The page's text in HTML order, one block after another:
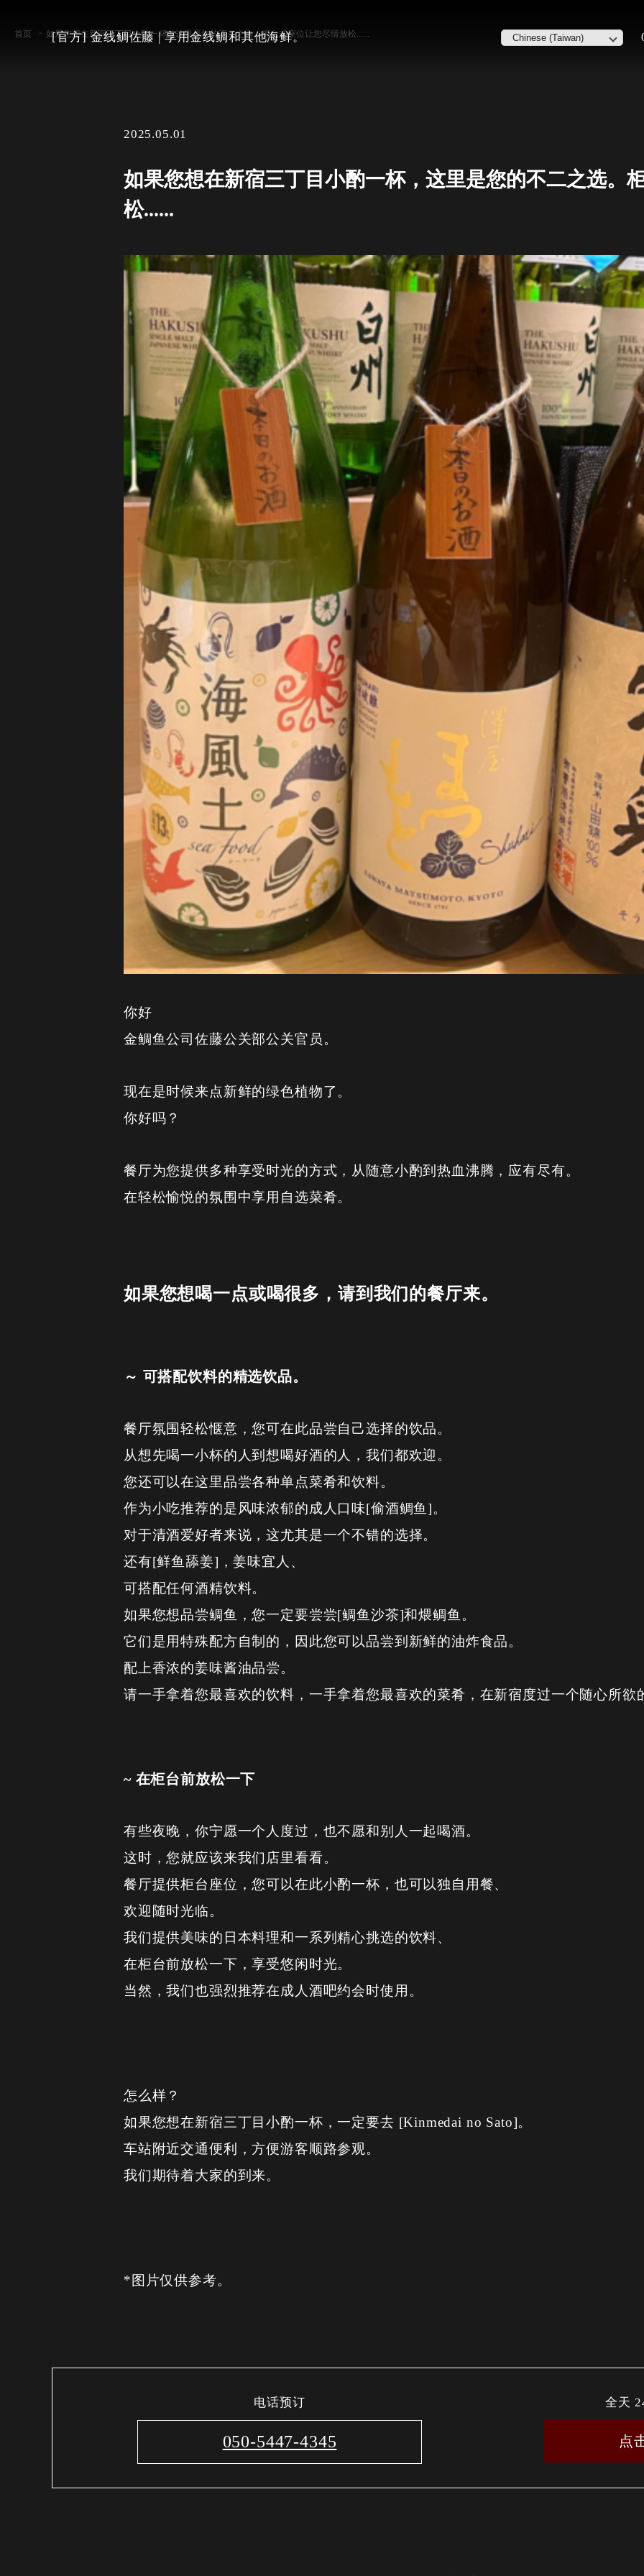
[官方] 金线鲷佐藤 | 享用金线鲷和其他海鲜。
首页 如果您想在新宿三丁目小酌一杯，这里是您的不二之选。柜台式座位让您尽情放松......
2025.05.01
如果您想在新宿三丁目小酌一杯，这里是您的不二之选。
松......
你好
金鲷鱼公司佐藤公关部公关官员。
现在是时候来点新鲜的绿色植物了。
你好吗？
餐厅为您提供多种享受时光的方式，从随意小酌到热血沸腾，应有尽有。
在轻松愉悦的氛围中享用自选菜肴。
如果您想喝一点或喝很多，请到我们的餐厅来。
～ 可搭配饮料的精选饮品。
餐厅氛围轻松惬意，您可在此品尝自己选择的饮品。
从想先喝一小杯的人到想喝好酒的人，我们都欢迎。
您还可以在这里品尝各种单点菜肴和饮料。
作为小吃推荐的是风味浓郁的成人口味[偷酒鲷鱼]。
对于清酒爱好者来说，这尤其是一个不错的选择。
还有[鲜鱼舔姜]，姜味宜人、
可搭配任何酒精饮料。
如果您想品尝鲷鱼，您一定要尝尝[鲷鱼沙茶]和煨鲷鱼。
它们是用特殊配方自制的，因此您可以品尝到新鲜的油炸食品。
配上香浓的姜味酱油品尝。
请一手拿着您最喜欢的饮料，一手拿着您最喜欢的菜肴，在新宿度过一个随心所欲
~ 在柜台前放松一下
有些夜晚，你宁愿一个人度过，也不愿和别人一起喝酒。
这时，您就应该来我们店里看看。
餐厅提供柜台座位，您可以在此小酌一杯，也可以独自用餐、
欢迎随时光临。
我们提供美味的日本料理和一系列精心挑选的饮料、
在柜台前放松一下，享受悠闲时光。
当然，我们也强烈推荐在成人酒吧约会时使用。
怎么样？
如果您想在新宿三丁目小酌一杯，一定要去 [Kinmedai no Sato]。
车站附近交通便利，方便游客顺路参观。
我们期待着大家的到来。
*图片仅供参考。
电话预订
050-5447-4345
全天
点